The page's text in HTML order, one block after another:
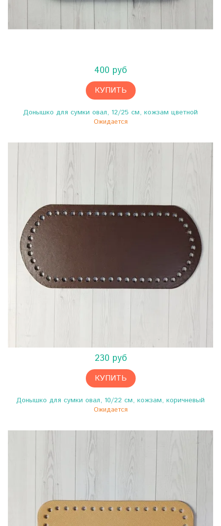
400 руб
КУПИТЬ
Донышко для сумки овал, 12/25 см, кожзам цветной
Ожидается
230 руб
КУПИТЬ
Донышко для сумки овал, 10/22 см, кожзам, коричневый
Ожидается